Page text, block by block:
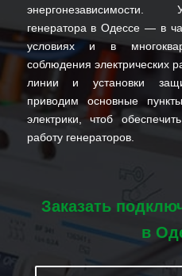
энергонезависимости.
генератора в Одессе — в
условиях и в
соблюдения электрических
линии и установки
приводим основные
электрики, чтоб
работу генераторов.
Заказать
в